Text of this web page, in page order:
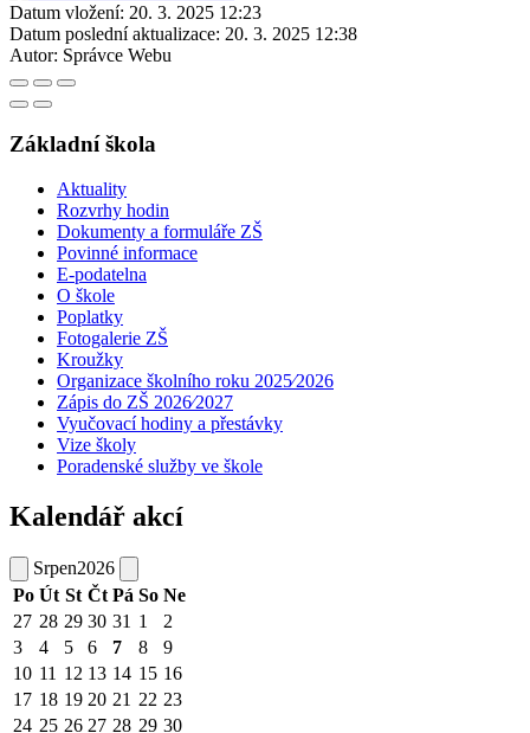
Datum vložení: 20. 3. 2025 12:23
Datum poslední aktualizace: 20. 3. 2025 12:38
Autor: Správce Webu
Základní škola
Aktuality
Rozvrhy hodin
Dokumenty a formuláře ZŠ
Povinné informace
E-podatelna
O škole
Poplatky
Fotogalerie ZŠ
Kroužky
Organizace školního roku 2025⁄2026
Zápis do ZŠ 2026⁄2027
Vyučovací hodiny a přestávky
Vize školy
Poradenské služby ve škole
Kalendář akcí
Srpen2026
Po Út St Čt Pá So Ne
27 28 29 30 31 1
2
3
4 5 6 7 8
9
10 11 12 13 14 15 16
17 18 19 20 21 22 23
24 25 26 27 28 29 30